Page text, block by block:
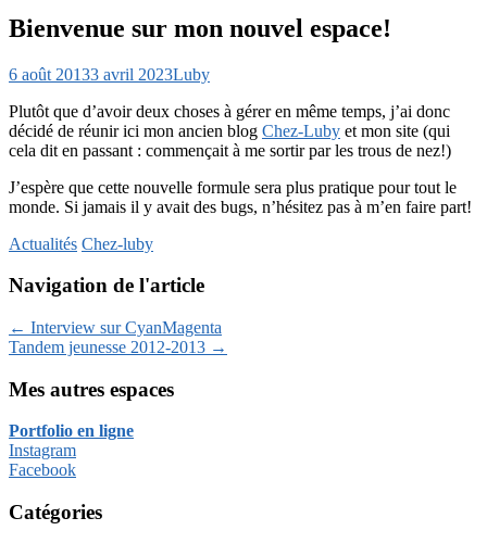
Bienvenue sur mon nouvel espace!
6 août 20133 avril 2023Luby
Plutôt que d’avoir deux choses à gérer en même temps, j’ai donc
décidé de réunir ici mon ancien blog Chez-Luby et mon site (qui
cela dit en passant : commençait à me sortir par les trous de nez!)
J’espère que cette nouvelle formule sera plus pratique pour tout le
monde. Si jamais il y avait des bugs, n’hésitez pas à m’en faire part!
Actualités Chez-luby
Navigation de l'article
← Interview sur CyanMagenta
Tandem jeunesse 2012-2013 →
Mes autres espaces
Portfolio en ligne
Instagram
Facebook
Catégories